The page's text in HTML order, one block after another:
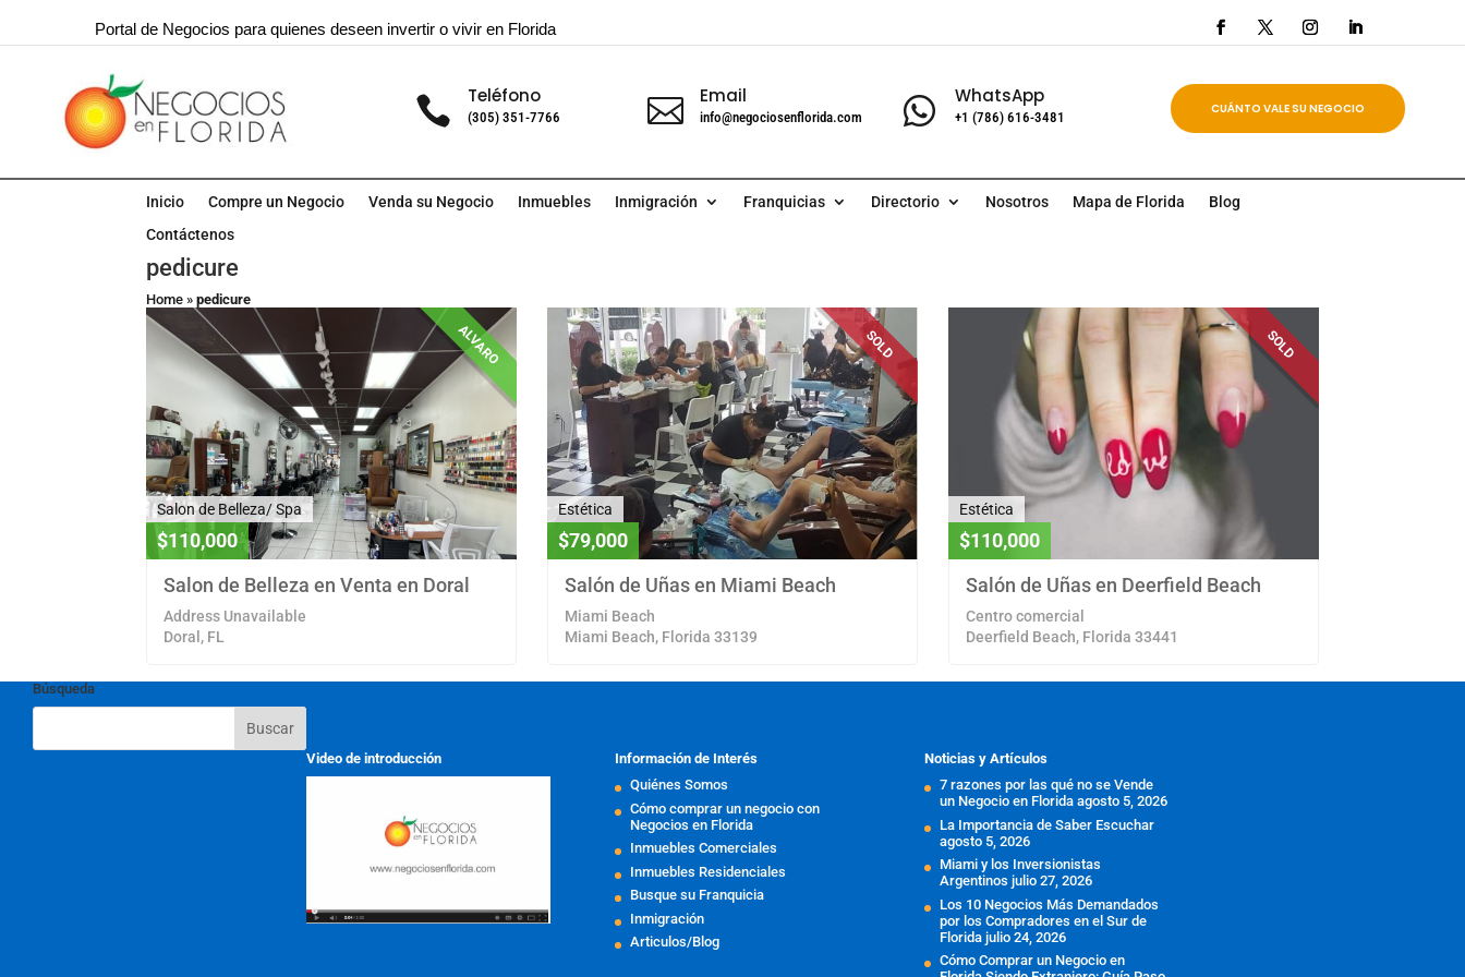
Portal de Negocios para quienes deseen invertir o vivir en Florida
 Teléfono
(305) 351-7766  Email
info@negociosenflorida.com  WhatsApp
+1 (786) 616-3481
CUÁNTO VALE SU NEGOCIO
Inicio Compre un Negocio Venda su Negocio Inmuebles Inmigración Franquicias Directorio Nosotros Mapa de Florida
Blog
Contáctenos
pedicure
Home »pedicure
ALVARO
Salon de Belleza/ Spa
$110,000
Salon de Belleza en Venta en Doral
Address Unavailable
Doral, FL
SOLD
Estética
$79,000
Salón de Uñas en Miami Beach
Miami Beach
Miami Beach, Florida 33139
SOLD
Estética
$110,000
Salón de Uñas en Deerfield Beach
Centro comercial
Deerfield Beach, Florida 33441
Búsqueda
Video de introducción
Información de Interés
Quiénes Somos
Cómo comprar un negocio con
Negocios en Florida
Inmuebles Comerciales
Inmuebles Residenciales
Busque su Franquicia
Inmigración
Articulos/Blog
Noticias y Artículos
7 razones por las qué no se Vende
un Negocio en Florida agosto 5, 2026
La Importancia de Saber Escuchar
agosto 5, 2026
Miami y los Inversionistas
Argentinos julio 27, 2026
Los 10 Negocios Más Demandados
por los Compradores en el Sur de
Florida julio 24, 2026
Cómo Comprar un Negocio en